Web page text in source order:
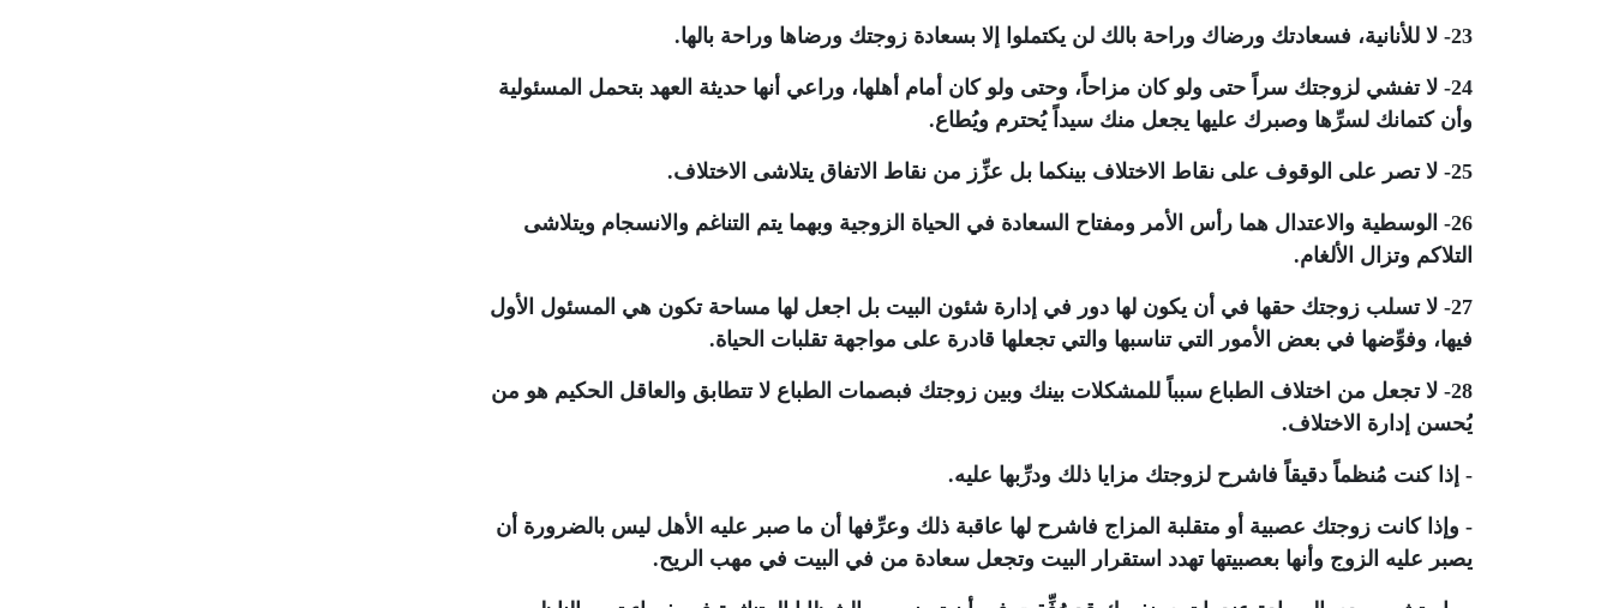
23- لا للأنانية، فسعادتك ورضاك وراحة بالك لن يكتملوا إلا بسعادة زوجتك ورضاها وراحة بالها.
24- لا تفشي لزوجتك سراً حتى ولو كان مزاحاً، وحتى ولو كان أمام أهلها، وراعي أنها حديثة العهد بتحمل المسئولية
وأن كتمانك لسرِّها وصبرك عليها يجعل منك سيداً يُحترم ويُطاع.
25- لا تصر على الوقوف على نقاط الاختلاف بينكما بل عزِّز من نقاط الاتفاق يتلاشى الاختلاف.
26- الوسطية والاعتدال هما رأس الأمر ومفتاح السعادة في الحياة الزوجية وبهما يتم التناغم والانسجام ويتلاشى
التلاكم وتزال الألغام.
27- لا تسلب زوجتك حقها في أن يكون لها دور في إدارة شئون البيت بل اجعل لها مساحة تكون هي المسئول الأول
فيها، وفوِّضها في بعض الأمور التي تناسبها والتي تجعلها قادرة على مواجهة تقلبات الحياة.
28- لا تجعل من اختلاف الطباع سبباً للمشكلات بينك وبين زوجتك فبصمات الطباع لا تتطابق والعاقل الحكيم هو من
يُحسن إدارة الاختلاف.
- إذا كنت مُنظماً دقيقاً فاشرح لزوجتك مزايا ذلك ودرِّبها عليه.
- وإذا كانت زوجتك عصبية أو متقلبة المزاج فاشرح لها عاقبة ذلك وعرِّفها أن ما صبر عليه الأهل ليس بالضرورة أن
يصبر عليه الزوج وأنها بعصبيتها تهدد استقرار البيت وتجعل سعادة من في البيت في مهب الريح.